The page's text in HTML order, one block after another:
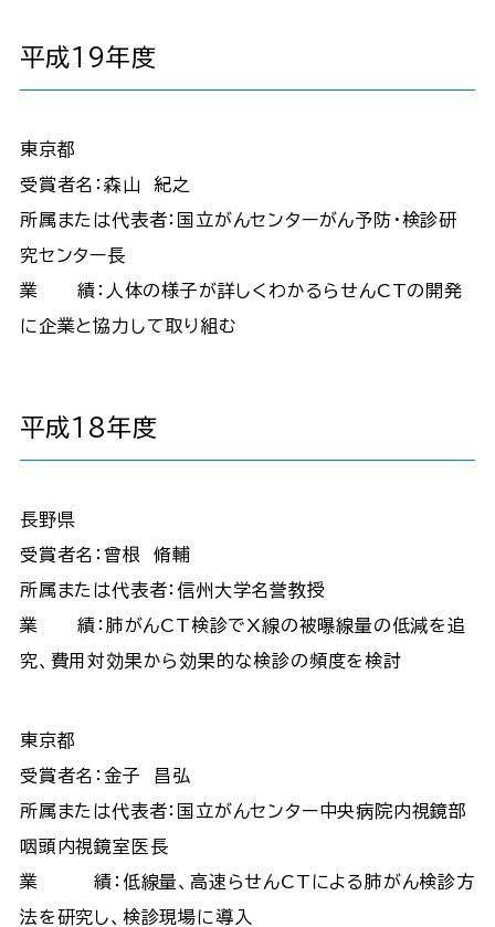
平成19年度
東京都
受賞者名：森山 紀之
所属または代表者：国立がんセンターがん予防・検診研
究センター長
業 績：人体の様子が詳しくわかるらせんCTの開発
に企業と協力して取り組む
平成18年度
長野県
受賞者名：曾根 脩輔
所属または代表者：信州大学名誉教授
業 績：肺がんCT検診でX線の被曝線量の低減を追
究、費用対効果から効果的な検診の頻度を検討
東京都
受賞者名：金子 昌弘
所属または代表者：国立がんセンター中央病院内視鏡部
咽頭内視鏡室医長
業 績：低線量、高速らせんCTによる肺がん検診方
法を研究し、検診現場に導入